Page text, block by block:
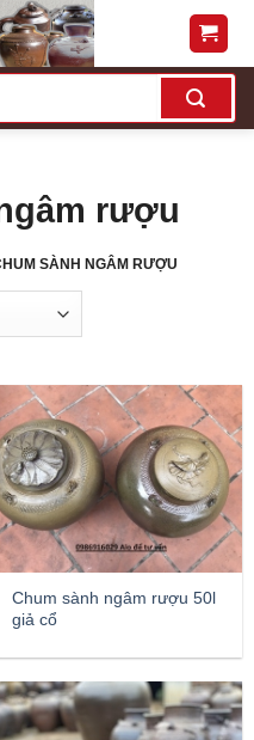
rượu
SÀNH NGÂM RƯỢU
Chum sành ngâm rượu 50l
giả cổ